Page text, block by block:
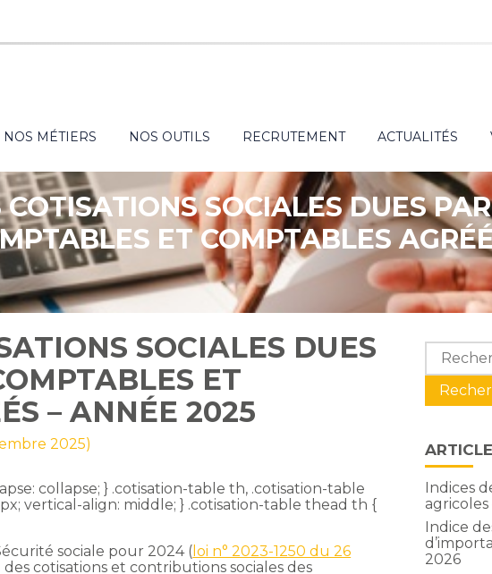
NOS MÉTIERS NOS OUTILS RECRUTEMENT ACTUALITÉS
SOCIALES DUES
ET COMPTABLES
ANNÉE 2025
SOCIALES DUES
ET
– ANNÉE 2025
2025)
collapse; } .cotisation-table th, .cotisation-table
vertical-align: middle; } .cotisation-table thead th {
sociale pour 2024 ( loi n° 2023-1250 du 26
cotisations et contributions sociales des
Blog
sidebar
Indices
agricoles
Indice
2026